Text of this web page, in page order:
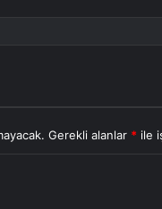
Gerekli alanlar * ile